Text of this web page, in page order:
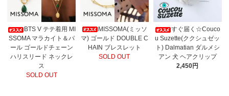
BTS V テテ着用 MI
SSOMA マラカイト＆パ
ール ゴールドチェーン
ハリスリード ネックレ
ス
SOLD OUT
MISSOMA(ミッソ
マ) ゴールド DOUBLE C
HAIN ブレスレット
SOLD OUT
すぐ届く☆Couco
u Suzette(ククシュゼッ
ト) Dalmatian ダルメシ
アン 犬 ヘアクリップ
2,450円